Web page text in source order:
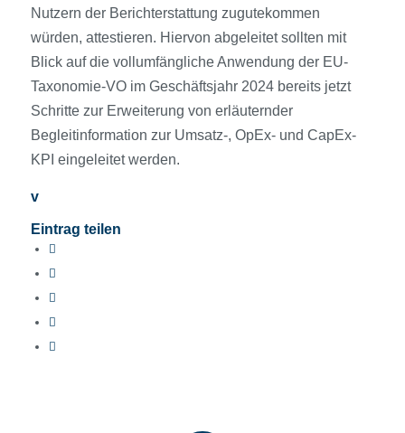
Nutzern der Berichterstattung zugutekommen
würden, attestieren. Hiervon abgeleitet sollten mit
Blick auf die vollumfängliche Anwendung der EU-
Taxonomie-VO im Geschäftsjahr 2024 bereits jetzt
Schritte zur Erweiterung von erläuternder
Begleitinformation zur Umsatz-, OpEx- und CapEx-
KPI eingeleitet werden.
v
Eintrag teilen